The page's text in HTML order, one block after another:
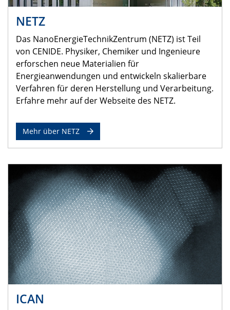
NETZ
Das NanoEnergieTechnikZentrum (NETZ) ist Teil
von CENIDE. Physiker, Chemiker und Ingenieure
erforschen neue Materialien für
Energieanwendungen und entwickeln skalierbare
Verfahren für deren Herstellung und Verarbeitung.
Erfahre mehr auf der Webseite des NETZ.
Mehr über NETZ
ICAN